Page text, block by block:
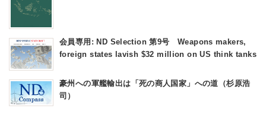
会員専用: ND Selection 第9号 Weapons makers,
foreign states lavish $32 million on US think tanks
豪州への軍艦輸出は「死の商人国家」への道（杉原浩
司）